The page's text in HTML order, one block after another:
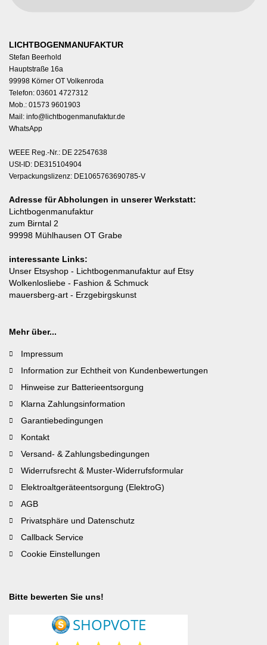
LICHTBOGENMANUFAKTUR
Stefan Beerhold
Hauptstraße 16a
99998 Körner OT Volkenroda
Telefon: 03601 4727312
Mob.: 01573 9601903
Mail: info@lichtbogenmanufaktur.de
WhatsApp
WEEE Reg.-Nr.: DE 22547638
USt-ID: DE315104904
Verpackungslizenz: DE1065763690785-V
Adresse für Abholungen in unserer Werkstatt:
Lichtbogenmanufaktur
zum Birntal 2
99998 Mühlhausen OT Grabe
interessante Links:
Unser Etsyshop - Lichtbogenmanufaktur auf Etsy
Wolkenlosliebe - Fashion & Schmuck
mauersberg-art - Erzgebirgskunst
Mehr über...
Impressum
Information zur Echtheit von Kundenbewertungen
Hinweise zur Batterieentsorgung
Klarna Zahlungsinformation
Garantiebedingungen
Kontakt
Versand- & Zahlungsbedingungen
Widerrufsrecht & Muster-Widerrufsformular
Elektroaltgeräteentsorgung (ElektroG)
AGB
Privatsphäre und Datenschutz
Callback Service
Cookie Einstellungen
Bitte bewerten Sie uns!